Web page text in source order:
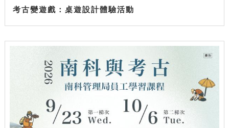
考古變遊戲：桌遊設計體驗活動